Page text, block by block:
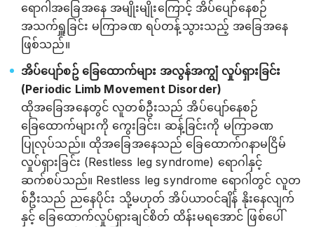
ရောဂါအခြေအနေ အမျိုးမျိုးကြောင့် အိပ်ပျော်နေစဉ်
အသက်ရှူခြင်း မကြာခဏ ရပ်တန့်သွားသည့် အခြေအနေ
ဖြစ်သည်။
အိပ်ပျော်စဥ် ခြေထောက်များ အလွန်အကျွံ လှုပ်ရှားခြင်း
(Periodic Limb Movement Disorder)
ထိုအခြေအနေတွင် လူတစ်ဦးသည် အိပ်ပျော်နေစဉ်
ခြေထောက်များကို ကွေးခြင်း၊ ဆန့်ခြင်းကို မကြာခဏ
ပြုလုပ်သည်။ ထိုအခြေအနေသည် ခြေထောက်ဂနာမငြိမ်
လှုပ်ရှားခြင်း (Restless leg syndrome) ရောဂါနှင့်
ဆက်စပ်သည်။ Restless leg syndrome ရောဂါတွင် လူတ
စ်ဦးသည် ညနေပိုင်း သို့မဟုတ် အိပ်ယာဝင်ချိန် နိုးနေလျက်
နှင့် ခြေထောက်လှုပ်ရှားချင်စိတ် ထိန်းမရအောင် ဖြစ်ပေါ်